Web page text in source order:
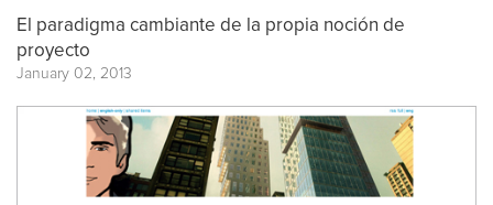
El paradigma cambiante de la propia noción de
proyecto
January 02, 2013